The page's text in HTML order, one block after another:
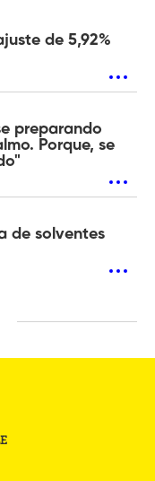
de 5,92%
preparando
Porque, se
de solventes